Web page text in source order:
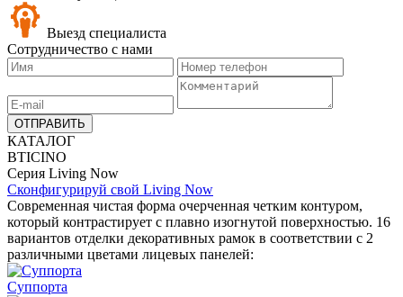
Выезд специалиста
Сотрудничество с нами
ОТПРАВИТЬ
КАТАЛОГ
BTICINO
Серия Living Now
Сконфигурируй свой Living Now
Современная чистая форма очерченная четким контуром,
который контрастирует с плавно изогнутой поверхностью. 16
вариантов отделки декоративных рамок в соответствии с 2
различными цветами лицевых панелей:
Суппорта